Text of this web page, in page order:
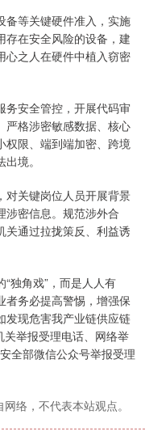
备等关键硬件准入，实施
存在安全风险的设备，建
心之人在硬件中植入窃密
务安全管控，开展代码审
严格涉密敏感数据、核心
权限、端到端加密、跨境
境。
对关键岗位人员开展背景
涉密信息。规范涉外合
关通过拉拢策反、利益诱
独角戏”，而是人人有
者务必提高警惕，增强保
发现危害我产业链供应链
举报受理电话、网络举
全部微信公众号举报受理
络，不代表本站观点。